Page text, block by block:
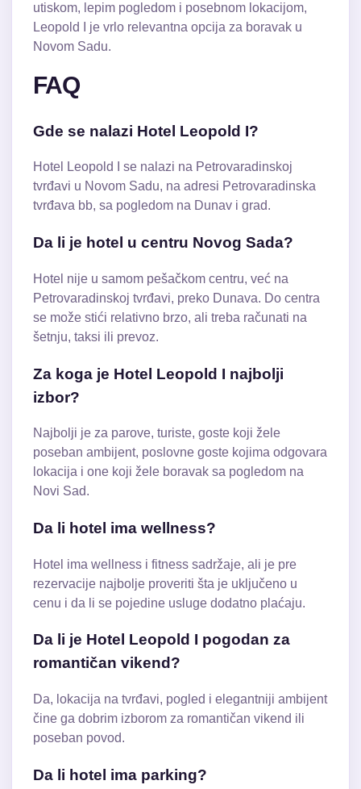
utiskom, lepim pogledom i posebnom lokacijom,
Leopold I je vrlo relevantna opcija za boravak u
Novom Sadu.
FAQ
Gde se nalazi Hotel Leopold I?
Hotel Leopold I se nalazi na Petrovaradinskoj
tvrđavi u Novom Sadu, na adresi Petrovaradinska
tvrđava bb, sa pogledom na Dunav i grad.
Da li je hotel u centru Novog Sada?
Hotel nije u samom pešačkom centru, već na
Petrovaradinskoj tvrđavi, preko Dunava. Do centra
se može stići relativno brzo, ali treba računati na
šetnju, taksi ili prevoz.
Za koga je Hotel Leopold I najbolji
izbor?
Najbolji je za parove, turiste, goste koji žele
poseban ambijent, poslovne goste kojima odgovara
lokacija i one koji žele boravak sa pogledom na
Novi Sad.
Da li hotel ima wellness?
Hotel ima wellness i fitness sadržaje, ali je pre
rezervacije najbolje proveriti šta je uključeno u
cenu i da li se pojedine usluge dodatno plaćaju.
Da li je Hotel Leopold I pogodan za
romantičan vikend?
Da, lokacija na tvrđavi, pogled i elegantniji ambijent
čine ga dobrim izborom za romantičan vikend ili
poseban povod.
Da li hotel ima parking?